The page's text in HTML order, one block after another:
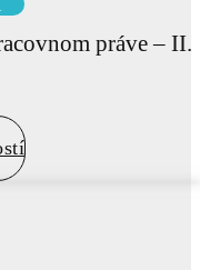
práve – II.